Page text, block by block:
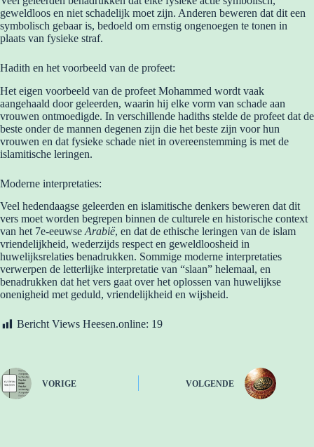
geweldloos en niet schadelijk moet zijn. Anderen beweren dat dit een
symbolisch gebaar is, bedoeld om ernstig ongenoegen te tonen in
plaats van fysieke straf.
Hadith en het voorbeeld van de profeet:
Het eigen voorbeeld van de profeet Mohammed wordt vaak
aangehaald door geleerden, waarin hij elke vorm van schade aan
vrouwen ontmoedigde. In verschillende hadiths stelde de profeet dat de
beste onder de mannen degenen zijn die het beste zijn voor hun
vrouwen en dat fysieke schade niet in overeenstemming is met de
islamitische leringen.
Moderne interpretaties:
Veel hedendaagse geleerden en islamitische denkers beweren dat dit
vers moet worden begrepen binnen de culturele en historische context
van het 7e-eeuwseArabië, en dat de ethische leringen van de islam
vriendelijkheid, wederzijds respect en geweldloosheid in
huwelijksrelaties benadrukken. Sommige moderne interpretaties
verwerpen de letterlijke interpretatie van “slaan” helemaal, en
benadrukken dat het vers gaat over het oplossen van huwelijkse
onenigheid met geduld, vriendelijkheid en wijsheid.
Bericht Views Heesen.online: 19
VORIGE VOLGENDE